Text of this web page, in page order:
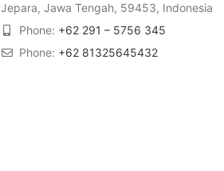
Jepara, Jawa Tengah, 59453, Indonesia
Phone: +62 291 – 5756 345
Phone: +62 81325645432